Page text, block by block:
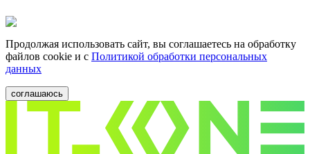
Продолжая использовать сайт, вы соглашаетесь на обработку
файлов cookie и c Политикой обработки персональных
данных
соглашаюсь